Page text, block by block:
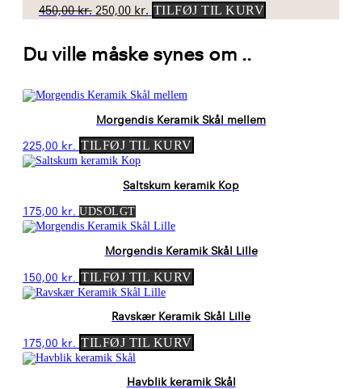
450,00kr. Den
pris
var:
250,00 kr.Den
er:
TILFØJ TIL KURV
Du ville måske synes om ..
Morgendis Keramik Skål mellem
225,00 kr. TILFØJ TIL KURV
Saltskum keramik Kop
175,00 kr. UDSOLGT
Morgendis Keramik Skål Lille
150,00 kr. TILFØJ TIL KURV
Ravskær Keramik Skål Lille
175,00 kr. TILFØJ TIL KURV
Havblik keramik Skål